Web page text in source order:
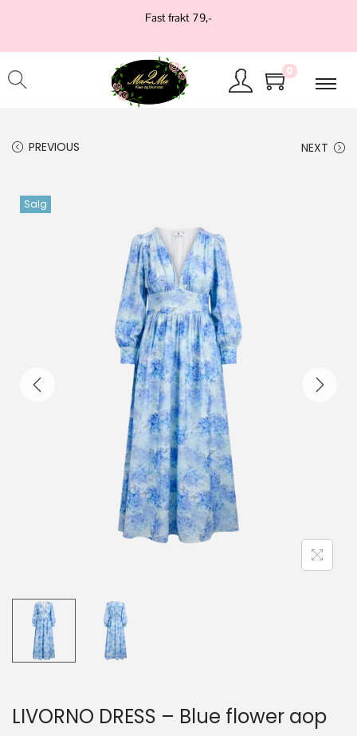
Fast frakt 79,-
0
PREVIOUS NEXT
Salg
LIVORNO DRESS – Blue flower aop